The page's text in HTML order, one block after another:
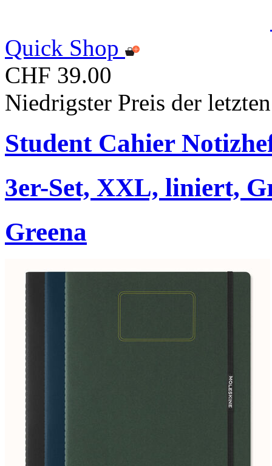
Quick Shop
CHF 39.00
Niedrigster Preis der
Student Cahier
3er-Set, XXL, liniert,
Greena